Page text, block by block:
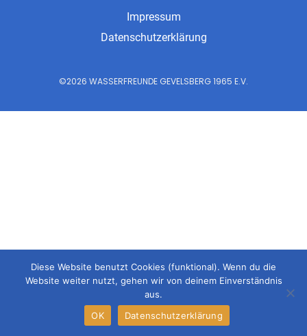
Impressum
Datenschutzerklärung
©2026 WASSERFREUNDE GEVELSBERG 1965 E.V.
Diese Website benutzt Cookies (funktional). Wenn du die
Website weiter nutzt, gehen wir von deinem Einverständnis
aus.
OK
Datenschutzerklärung